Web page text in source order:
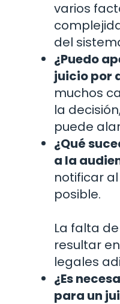
varios
del
¿Puedo
juicio por
muchos
la
puede
¿Qué
a la
notificar
posible.
La falta
resultar
legales
¿Es
para un